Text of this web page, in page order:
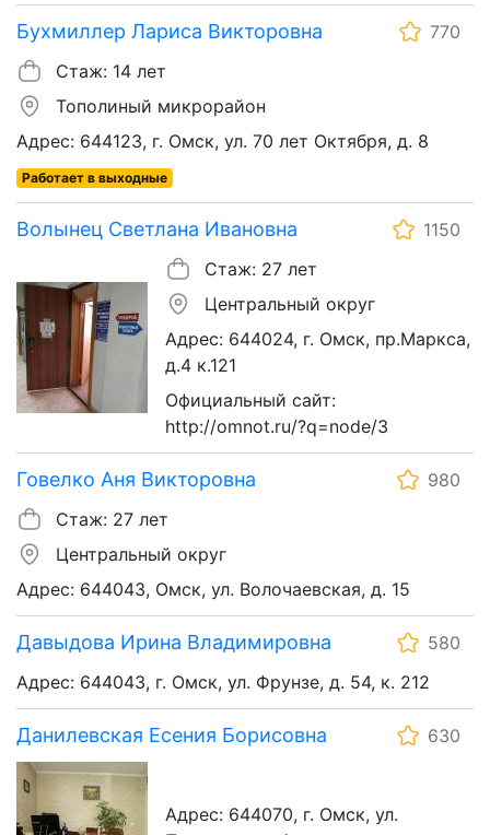
Бухмиллер Лариса Викторовна
770
Стаж: 14 лет
Тополиный микрорайон
Адрес: 644123, г. Омск, ул. 70 лет Октября, д. 8
Работает в выходные
Волынец Светлана Ивановна
1150
Стаж: 27 лет
Центральный округ
Адрес: 644024, г. Омск, пр.Маркса,
д.4 к.121
Официальный сайт:
http://omnot.ru/?q=node/3
Говелко Аня Викторовна
980
Стаж: 27 лет
Центральный округ
Адрес: 644043, Омск, ул. Волочаевская, д. 15
Давыдова Ирина Владимировна
580
Адрес: 644043, г. Омск, ул. Фрунзе, д. 54, к. 212
Данилевская Есения Борисовна 630
Адрес: 644070, г. Омск, ул.